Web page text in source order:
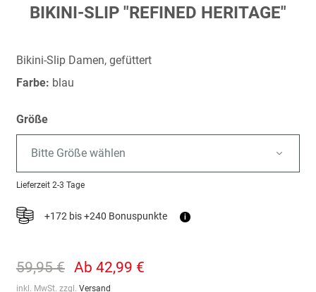
Zum
Anfang
springen
BIKINI-SLIP "REFINED HERITAGE"
Bikini-Slip Damen, gefüttert
Farbe: blau
Größe
Bitte Größe wählen
Lieferzeit 2-3 Tage
+172 bis +240 Bonuspunkte i
59,95 € Ab 42,99 €
inkl. MwSt. zzgl. Versand